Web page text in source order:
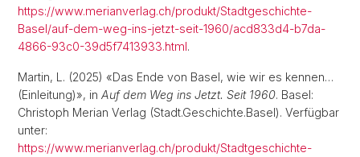
https://www.merianverlag.ch/produkt/Stadtgeschichte-
Basel/auf-dem-weg-ins-jetzt-seit-1960/acd833d4-b7da-
4866-93c0-39d5f7413933.html.
Martin, L. (2025) «Das Ende von Basel, wie wir es kennen…
(Einleitung)», in Auf dem Weg ins Jetzt. Seit 1960. Basel:
Christoph Merian Verlag (Stadt.Geschichte.Basel). Verfügbar
unter:
https://www.merianverlag.ch/produkt/Stadtgeschichte-